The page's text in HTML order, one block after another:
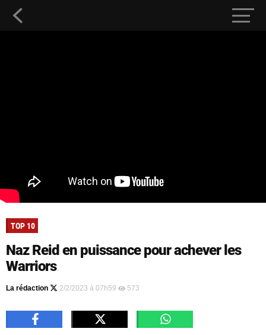
TOP 10
Naz Reid en puissance pour achever les
Warriors
La rédaction 2/2/2023 à 07h59 573